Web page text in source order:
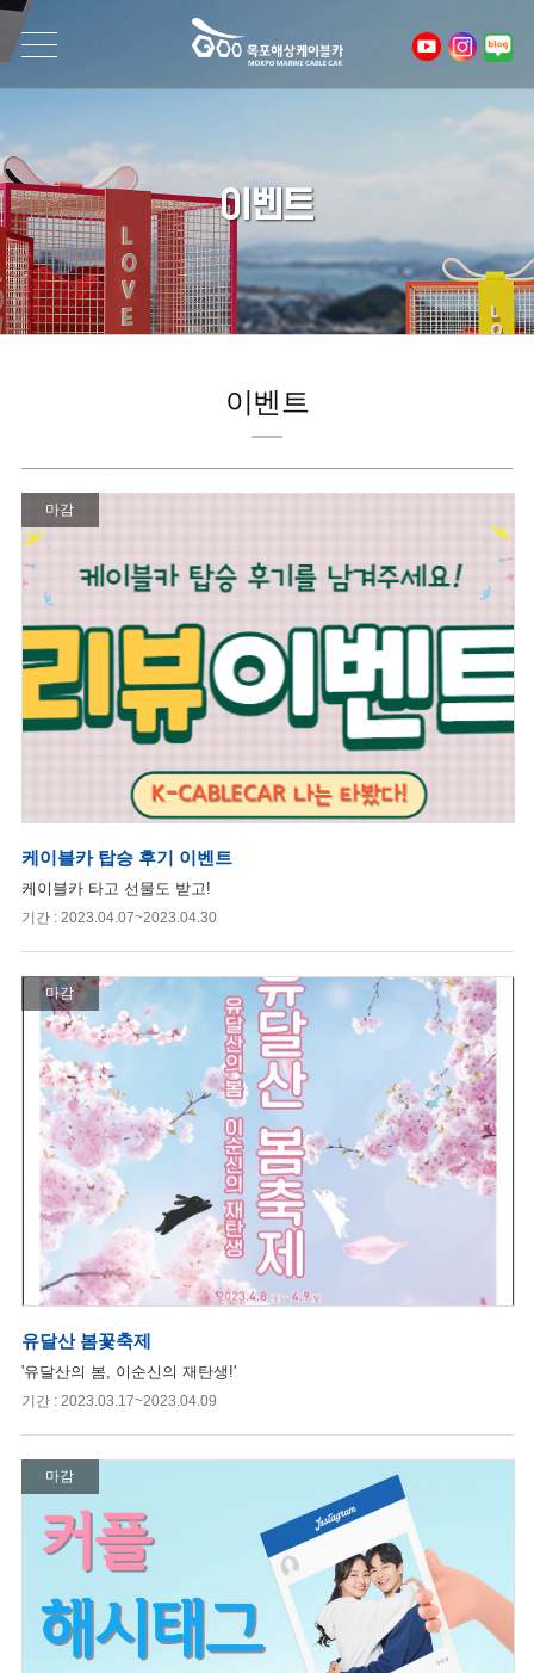
이벤트
이벤트
마감
케이블카 탑승 후기 이벤트
케이블카 타고 선물도 받고!
기간 : 2023.04.07~2023.04.30
마감
유달산 봄꽃축제
'유달산의 봄, 이순신의 재탄생!'
기간 : 2023.03.17~2023.04.09
마감